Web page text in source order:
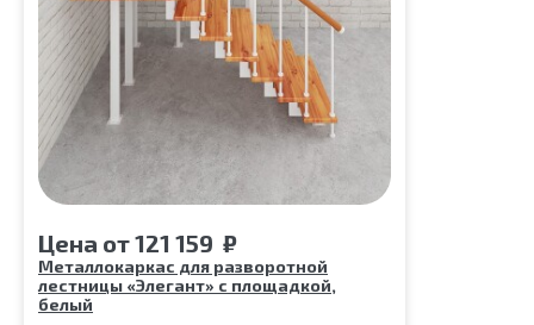
Цена от121 159 ₽
Металлокаркас для разворотной
лестницы «Элегант» с площадкой,
белый